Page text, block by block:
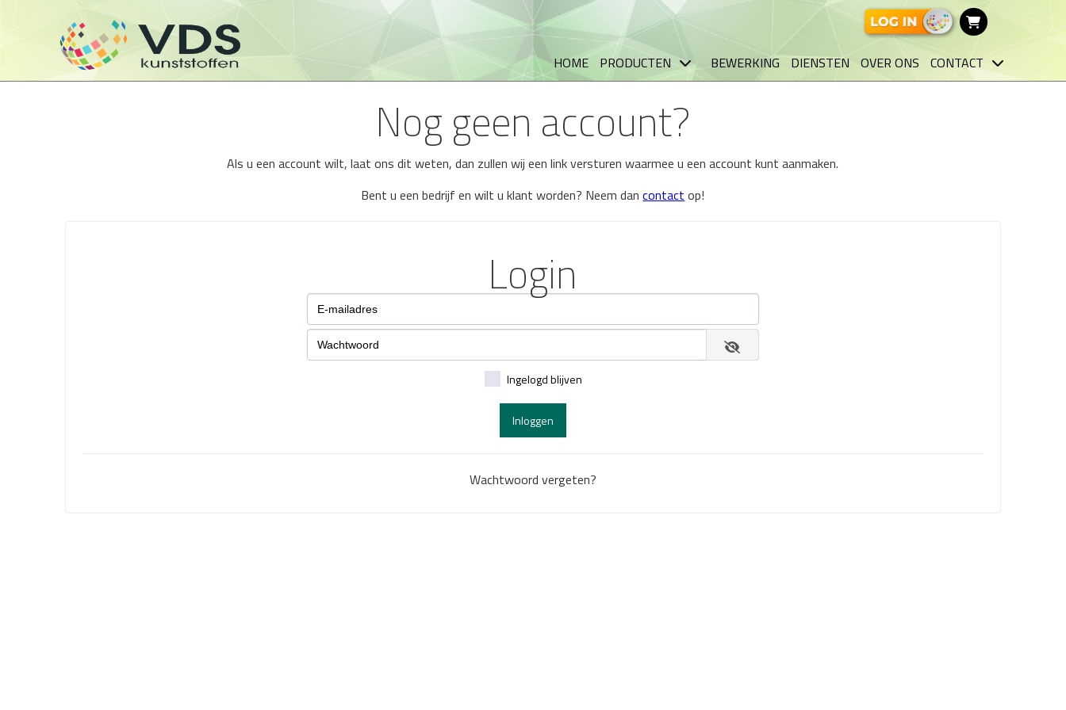
HOME PRODUCTEN BEWERKING DIENSTEN OVER ONS CONTACT
Nog geen account?
Als u een account wilt, laat ons dit weten, dan zullen wij een link versturen waarmee u een account kunt aanmaken.
Bent u een bedrijf en wilt u klant worden? Neem dancontact op!
Login
Ingelogd blijven
Inloggen
Wachtwoord vergeten?